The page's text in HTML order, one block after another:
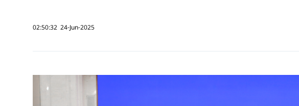
02:50:32 24-Jun-2025